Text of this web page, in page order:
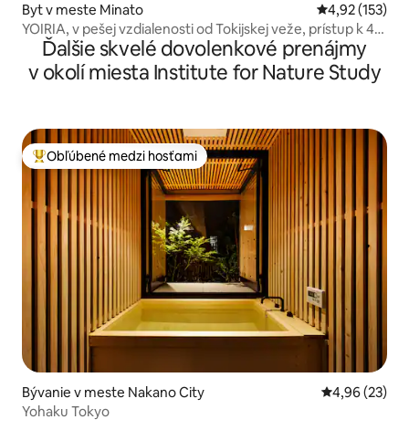
Byt v meste Minato Priemerné
4,92 (153)
YOIRIA, v pešej vzdialenosti od Tokijskej veže, prístup k 4
linkám, blízko stanice, priame spojenie na obe letiská,
priame spojenie na všetky turistické miesta, 2 spálne,
maximálne 6...
Ďalšie skvelé dovolenkové prenájmy
v okolí miesta Institute for Nature Study
Najobľúbenejšie medzi hosťami
Obľúbené medzi hosťami
Bývanie v meste Nakano City Priemerné
4,96 (23)
Yohaku Tokyo